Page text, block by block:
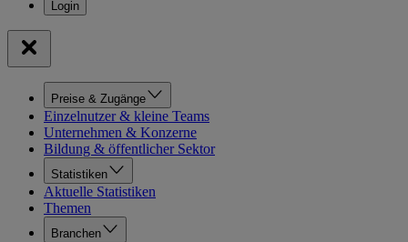
Preise & Zugänge
Einzelnutzer & kleine Teams
Unternehmen & Konzerne
Bildung & öffentlicher Sektor
Statistiken
Aktuelle Statistiken
Themen
Branchen